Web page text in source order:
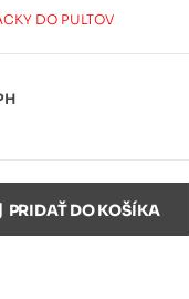
DO PULTOV
PRIDAŤ DO KOŠÍKA